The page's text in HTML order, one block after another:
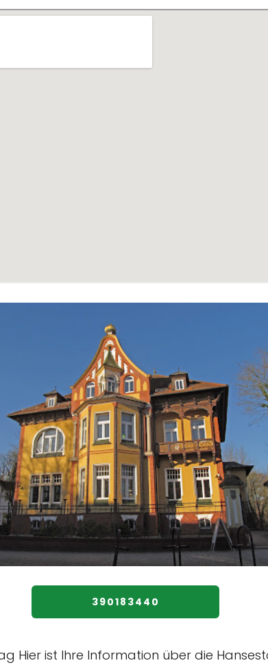
390183440
Hier ist Ihre Information über die